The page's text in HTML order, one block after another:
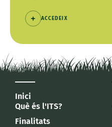
ACCEDEIX
Inici
Què és l'ITS?
Finalitats